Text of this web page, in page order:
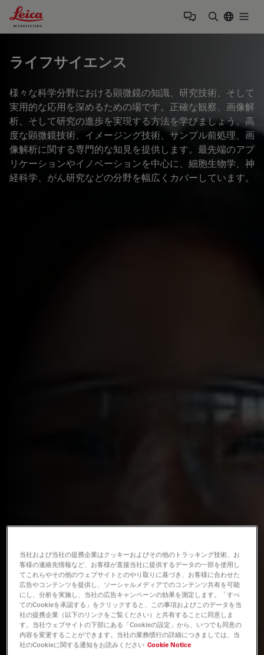
Leica Microsystems Logo
ライフサイエンス
様々な科学分野における顕微鏡の知識、研究技術、そして
実用的な応用を深めるための場です。正確な観察、画像解
析、そして研究の進歩を実現する方法を学びましょう。高
度な顕微鏡技術、イメージング技術、サンプル前処理、画
像解析に関する専門的な知見を提供します。最先端のアプ
リケーションやイノベーションを中心に、細胞生物学、神
経科学、がん研究などの分野を幅広くカバーしています。
当社および当社の提携企業はクッキーおよびその他のトラッキング技術、お
客様の連絡先情報など、お客様が直接当社に提供するデータの一部を使用し
てこれらやその他のウェブサイトとのやり取りに基づき、お客様に合わせた
広告やコンテンツを提供し、ソーシャルメディアでのコンテンツ共有を可能
にし、分析を実施し、当社の広告キャンペーンの効果を測定します。「すべ
てのCookieを承認する」をクリックすると、この事項およびこのデータを当
社の提携企業（以下のリンクをご覧ください）と共有することに同意しま
す。当社ウェブサイトの下部にある「Cookieの設定」から、いつでも同意の
内容を変更することができます。当社の業務慣行の詳細につきましては、当
社のCookieに関する通知をお読みください Cookie Notice